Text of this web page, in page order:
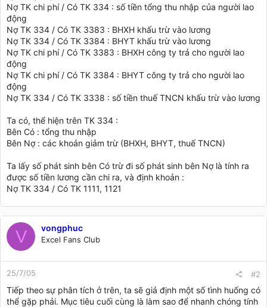
Nợ TK chi phí / Có TK 334 : số tiền tổng thu nhập của người lao
động
Nợ TK 334 / Có TK 3383 : BHXH khấu trừ vào lương
Nợ TK 334 / Có TK 3384 : BHYT khấu trừ vào lương
Nợ TK chi phí / Có TK 3383 : BHXH công ty trả cho người lao
động
Nợ TK chi phí / Có TK 3384 : BHYT công ty trả cho người lao
động
Nợ TK 334 / Có TK 3338 : số tiền thuế TNCN khấu trừ vào lương
Ta có, thể hiện trên TK 334 :
Bên Có : tổng thu nhập
Bên Nợ : các khoản giảm trừ (BHXH, BHYT, thuế TNCN)
Ta lấy số phát sinh bên Có trừ đi số phát sinh bên Nợ là tính ra
được số tiền lương cần chi ra, và định khoản :
Nợ TK 334 / Có TK 1111, 1121
V vongphuc
Excel Fans Club
25/7/05 #2
Tiếp theo sự phân tích ở trên, ta sẽ giả định một số tình huống có
thể gặp phải. Mục tiêu cuối cùng là làm sao để nhanh chóng tính